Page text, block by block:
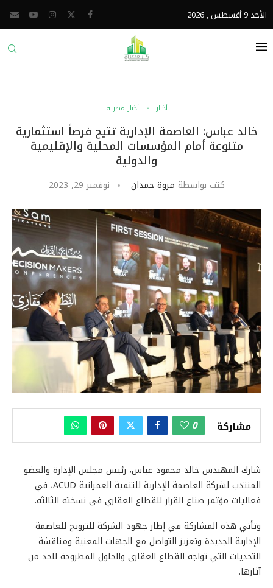
الأحد 9 أغسطس , 2026
أخبار أخبار مصرية
خالد عباس: العاصمة الإدارية تتيح فرصاً استثمارية
متنوعة أمام المؤسسات المحلية والإقليمية
والدولية
كتب بواسطة مروة حمدان نوفمبر 29, 2023
مشاركة 0
شارك المهندس خالد محمود عباس، رئيس مجلس الإدارة والعضو
المنتدب لشركة العاصمة الإدارية للتنمية العمرانية ACUD، في
فعاليات مؤتمر صناع القرار للقطاع العقاري في نسخته الثالثة.
وتأتي هذه المشاركة في إطار جهود الشركة للترويج للعاصمة
الإدارية الجديدة وتعزيز التواصل مع الجهات المعنية ومناقشة
التحديات التي تواجه القطاع العقاري والحلول المطروحة للحد من
آثارها.